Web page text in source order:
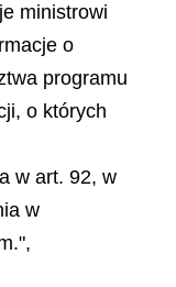
ministrowi
o
programu
o których
w art. 92, w
w